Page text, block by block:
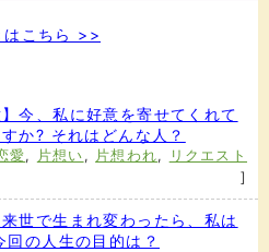
はこちら >>
】今、私に好意を寄せてくれて
か? それはどんな人？
愛, 片想い , 片想われ,
リクエスト
]
来世で生まれ変わったら、私は
回の人生の目的は？